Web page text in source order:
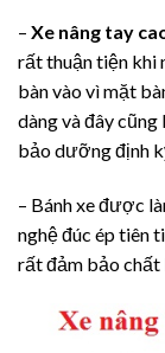
– Xe nâng tay
rất thuận tiện khi
bàn vào vì mặt
dàng và đây
bảo dưỡng định
– Bánh xe được
nghệ đúc ép tiên
rất đảm bảo chất